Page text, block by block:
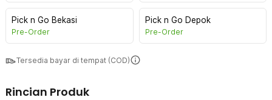
Pick n Go Bekasi
Pre-Order
Pick n Go Depok
Pre-Order
Tersedia bayar di tempat (COD)
Rincian Produk